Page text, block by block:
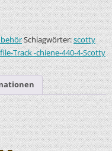
Schlagwörter:scotty
Track -chiene-440-4-Scotty